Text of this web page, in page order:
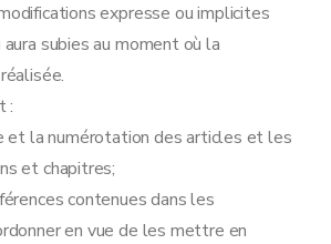
_ Dispositions spéciales pour navires battant pavillon étranger.
expresse ou implicites
subies au moment où la
:
et la numérotation des articles et les
et chapitres;
contenues dans les
en vue de les mettre en